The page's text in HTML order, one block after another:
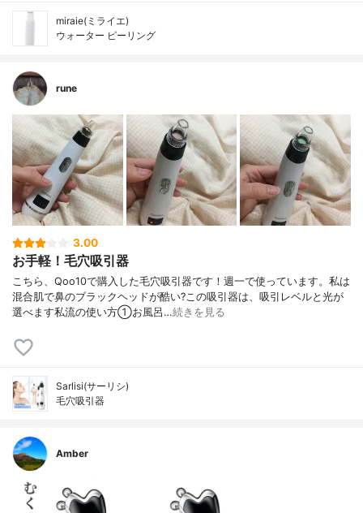
miraie(ミライエ)
ウォーター ピーリング
rune
3.00
お手軽！毛穴吸引器
こちら、Qoo10で購入した毛穴吸引器です！週一で使っています。私は
混合肌で鼻のブラックヘッドが酷い?この吸引器は、吸引レベルと光が
選べます私流の使い方①お風呂…続きを見る
Sarlisi(サーリシ)
毛穴吸引器
Amber